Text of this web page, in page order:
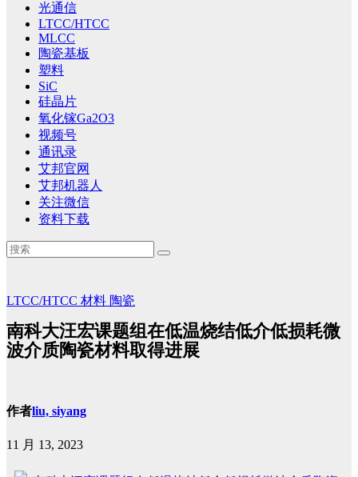
光通信
LTCC/HTCC
MLCC
陶瓷基板
塑料
SiC
硅晶片
氧化镓Ga2O3
视频号
通讯录
艾邦官网
艾邦机器人
关注微信
资料下载
LTCC/HTCC 材料 陶瓷
南科大汪宏课题组在低温烧结低介低损耗微
波介质陶瓷材料取得进展
作者liu, siyang
11 月 13, 2023